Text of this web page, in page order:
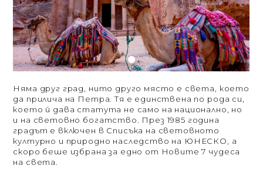
Няма друг град, нито друго място е света, което
да прилича на Петра. Тя е единствена по рода си,
което й дава статута не само на национално, но
и на световно богатство. През 1985 година
градът е включен в Списъка на световното
културно и природно наследство на ЮНЕСКО, а
скоро беше избрана за едно от Новите 7 чудеса
на света.